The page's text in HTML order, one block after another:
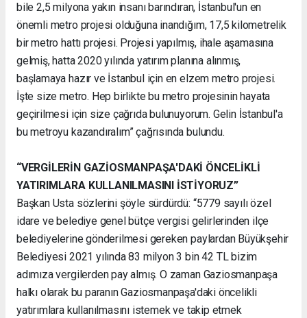
bile 2,5 milyona yakın insanı barındıran, İstanbul'un en
önemli metro projesi olduğuna inandığım, 17,5 kilometrelik
bir metro hattı projesi. Projesi yapılmış, ihale aşamasına
gelmiş, hatta 2020 yılında yatırım planına alınmış,
başlamaya hazır ve İstanbul için en elzem metro projesi.
İşte size metro. Hep birlikte bu metro projesinin hayata
geçirilmesi için size çağrıda bulunuyorum. Gelin İstanbul'a
bu metroyu kazandıralım” çağrısında bulundu.
“VERGİLERİN GAZİOSMANPAŞA'DAKİ ÖNCELİKLİ
YATIRIMLARA KULLANILMASINI İSTİYORUZ”
Başkan Usta sözlerini şöyle sürdürdü: “5779 sayılı özel
idare ve belediye genel bütçe vergisi gelirlerinden ilçe
belediyelerine gönderilmesi gereken paylardan Büyükşehir
Belediyesi 2021 yılında 83 milyon 3 bin 42 TL bizim
adımıza vergilerden pay almış. O zaman Gaziosmanpaşa
halkı olarak bu paranın Gaziosmanpaşa'daki öncelikli
yatırımlara kullanılmasını istemek ve takip etmek